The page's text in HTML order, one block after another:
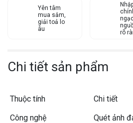
Yên tâm
mua sắm,
giải toả lo
âu
rõ
Chi tiết sản phẩm
Thuộc tính
Chi tiết
Công nghệ
Quét ảnh